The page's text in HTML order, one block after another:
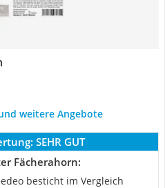
weitere Angebote
SEHR GUT
Fächerahorn:
besticht im Vergleich